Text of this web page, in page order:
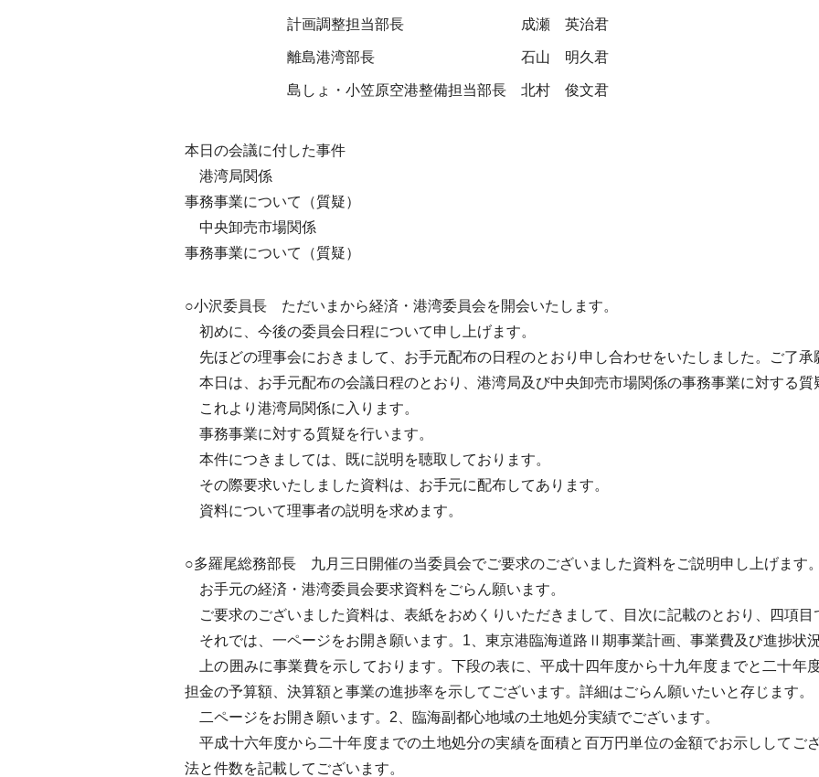
計画調整担当部長 成瀬 英治君
離島港湾部長 石山 明久君
島しょ・小笠原空港整備担当部長 北村 俊文君
本日の会議に付した事件
港湾局関係
事務事業について（質疑）
中央卸売市場関係
事務事業について（質疑）
○小沢委員長 ただいまから経済・港湾委員会を開会いたします。
初めに、今後の委員会日程について申し上げます。
先ほどの理事会におきまして、お手元配布の日程のとおり申し合わせをいたしました。ご了承
本日は、お手元配布の会議日程のとおり、港湾局及び中央卸売市場関係の事務事業に対する質
これより港湾局関係に入ります。
事務事業に対する質疑を行います。
本件につきましては、既に説明を聴取しております。
その際要求いたしました資料は、お手元に配布してあります。
資料について理事者の説明を求めます。
○多羅尾総務部長 九月三日開催の当委員会でご要求のございました資料をご説明申し上げます。
お手元の経済・港湾委員会要求資料をごらん願います。
ご要求のございました資料は、表紙をおめくりいただきまして、目次に記載のとおり、四項目
それでは、一ページをお開き願います。1、東京港臨海道路Ⅱ期事業計画、事業費及び進捗状況
上の囲みに事業費を示しております。下段の表に、平成十四年度から十九年度までと二十年
担金の予算額、決算額と事業の進捗率を示してございます。詳細はごらん願いたいと存じます。
二ページをお開き願います。2、臨海副都心地域の土地処分実績でございます。
平成十六年度から二十年度までの土地処分の実績を面積と百万円単位の金額でお示ししてご
法と件数を記載してございます。